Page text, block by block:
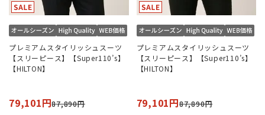
プレミアムスタイリッシュスーツ
【スリーピース】【Super110’s】
【HILTON】
79,101円87,890円
プレミアムスタイリッシュスーツ
【スリーピース】【Super110’s】
【HILTON】
79,101円87,890円